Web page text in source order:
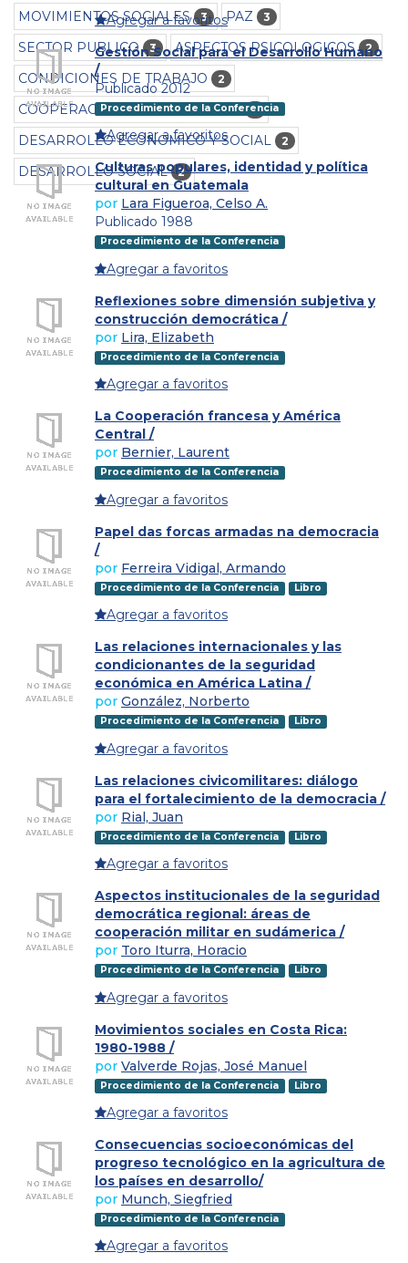
MOVIMIENTOS SOCIALES 3 PAZ 3
SECTOR PUBLICO 3 ASPECTOS PSICOLOGICOS 2
CONDICIONES DE TRABAJO 2
COOPERACION INTERNACIONAL 2
DESARROLLO ECONOMICO Y SOCIAL 2
DESARROLLO SOCIAL 2
Agregar a favoritos
Gestión Social para el Desarrollo Humano
/
Publicado 2012
Procedimiento de la Conferencia
Agregar a favoritos
Culturas populares, identidad y política
cultural en Guatemala
por Lara Figueroa, Celso A.
Publicado 1988
Procedimiento de la Conferencia
Agregar a favoritos
Reflexiones sobre dimensión subjetiva y
construcción democrática /
por Lira, Elizabeth
Procedimiento de la Conferencia
Agregar a favoritos
La Cooperación francesa y América
Central /
por Bernier, Laurent
Procedimiento de la Conferencia
Agregar a favoritos
Papel das forcas armadas na democracia
/
por Ferreira Vidigal, Armando
Procedimiento de la Conferencia Libro
Agregar a favoritos
Las relaciones internacionales y las
condicionantes de la seguridad
económica en América Latina /
por González, Norberto
Procedimiento de la Conferencia Libro
Agregar a favoritos
Las relaciones civicomilitares: diálogo
para el fortalecimiento de la democracia /
por Rial, Juan
Procedimiento de la Conferencia Libro
Agregar a favoritos
Aspectos institucionales de la seguridad
democrática regional: áreas de
cooperación militar en sudámerica /
por Toro Iturra, Horacio
Procedimiento de la Conferencia Libro
Agregar a favoritos
Movimientos sociales en Costa Rica:
1980-1988 /
por Valverde Rojas, José Manuel
Procedimiento de la Conferencia Libro
Agregar a favoritos
Consecuencias socioeconómicas del
progreso tecnológico en la agricultura de
los países en desarrollo/
por Munch, Siegfried
Procedimiento de la Conferencia
Agregar a favoritos